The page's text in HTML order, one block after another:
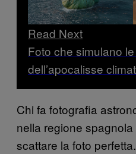
Read Next
Foto che simulano
dell’apocalisse
Chi fa fotografia
nella regione
scattare la foto